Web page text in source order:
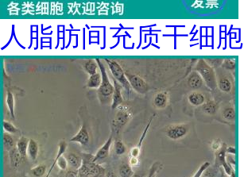
人脂肪间充质干细胞